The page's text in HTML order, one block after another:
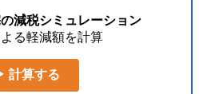
減税シミュレーション
る軽減額を計算
計算する